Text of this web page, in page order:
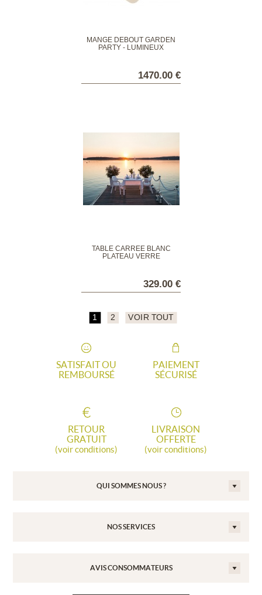
MANGE DEBOUT GARDEN
PARTY - LUMINEUX
1470.00 €
TABLE CARRÉE BLANC
PLATEAU VERRE
329.00 €
1 2 VOIR TOUT
SATISFAIT OU
REMBOURSÉ
PAIEMENT
SÉCURISÉ
RETOUR
GRATUIT
(voir conditions)
LIVRAISON
OFFERTE
(voir conditions)
QUI SOMMES NOUS ?
NOS SERVICES
AVIS CONSOMMATEURS